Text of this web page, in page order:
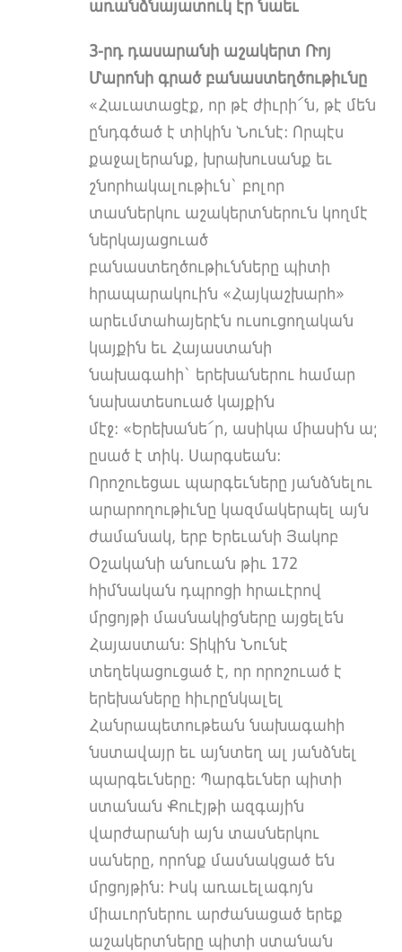
առանձնայատուկ էր նաեւ
3-րդ դասարանի աշակերտ Ռոյ
Մարոնի գրած բանաստեղծութիւնը
«Հաւատացէք, որ թէ ժիւրի՛ն, թէ մենք
ընդգծած է տիկին Նունէ: Որպէս
քաջալերանք, խրախուսանք եւ
շնորհակալութիւն` բոլոր
տասներկու աշակերտներուն կողմէ
ներկայացուած
բանաստեղծութիւնները պիտի
հրապարակուին «Հայկաշխարհ»
արեւմտահայերէն ուսուցողական
կայքին եւ Հայաստանի
նախագահի` երեխաներու համար
նախատեսուած կայքին
մէջ: «Երեխանե՛ր, ասիկա միասին
ըսած է տիկ․ Սարգսեան:
Որոշուեցաւ պարգեւները յանձնելու
արարողութիւնը կազմակերպել այն
ժամանակ, երբ Երեւանի Յակոբ
Օշականի անուան թիւ 172
հիմնական դպրոցի հրաւէրով
մրցոյթի մասնակիցները այցելեն
Հայաստան: Տիկին Նունէ
տեղեկացուցած է, որ որոշուած է
երեխաները հիւրընկալել
Հանրապետութեան նախագահի
նստավայր եւ այնտեղ ալ յանձնել
պարգեւները: Պարգեւներ պիտի
ստանան Քուէյթի ազգային
վարժարանի այն տասներկու
սաները, որոնք մասնակցած են
մրցոյթին: Իսկ առաւելագոյն
միաւորներու արժանացած երեք
աշակերտները պիտի ստանան